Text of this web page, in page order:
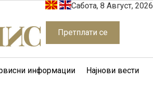
Сабота, 8 Август, 2026
Претплати се
информации Најнови вести